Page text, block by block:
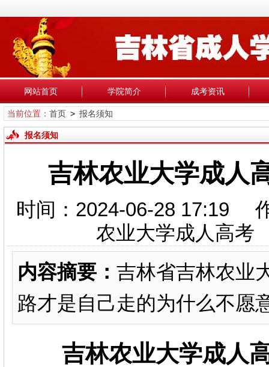
网站首页 学院简介 成考资讯
当前位置： 首页> 报名须知
报名须知
吉林农业大学成人
时间：2024-06-28 17:19
农业大学成人高
内容摘要： 吉林省吉林农业
路才是自己走的为什么不愿
吉林农业大学成人